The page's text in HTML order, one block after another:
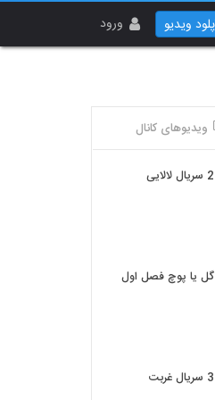
ورود ویدیو
ویدیوهای کانال
گل یا پوچ فصل اول